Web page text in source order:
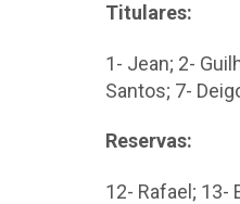
Titulares:
1- Jean; 2-
Santos; 7-
Reservas:
12- Rafael; 13-